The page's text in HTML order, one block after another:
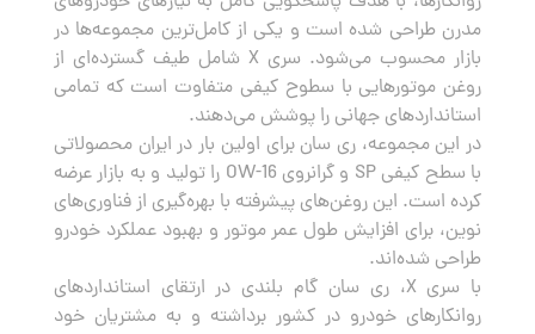
مدرن طراحی شده است و یکی از کامل‌ترین مجموعه‌ها در
بازار محسوب می‌شود. سری X شامل طیف گسترده‌ای از
روغن‌ موتورهایی با سطوح کیفی متفاوت است که تمامی
استانداردهای جهانی را پوشش می‌دهند.
در این مجموعه، ری سان برای اولین بار در ایران محصولاتی
با سطح کیفی SP و گرانروی OW-16 را تولید و به بازار عرضه
کرده است. این روغن‌های پیشرفته با بهره‌گیری از فناوری‌های
نوین، برای افزایش طول عمر موتور و بهبود عملکرد خودرو
طراحی شده‌اند.
با سری X، ری سان گام بلندی در ارتقای استانداردهای
روانکارهای خودرو در کشور برداشته و به مشتریان خود